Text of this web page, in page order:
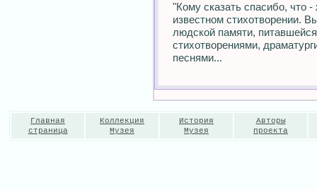
"Кому сказать спасибо, что
известном стихотворении.
людской памяти,
стихотворениями,
песнями...
Главная
страница
Коллекция
Музея
История
Музея
Авторы
проекта